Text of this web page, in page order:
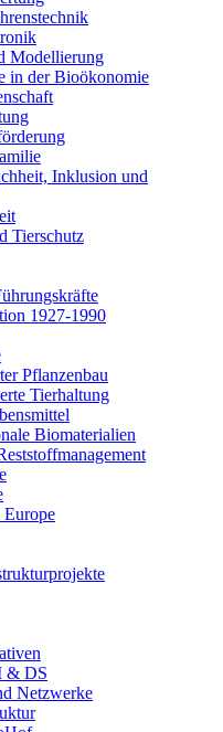
Modellierung
in der Bioökonomie
Inklusion und
Tierschutz
1927-1990
Pflanzenbau
Tierhaltung
Biomaterialien
& DS
Netzwerke